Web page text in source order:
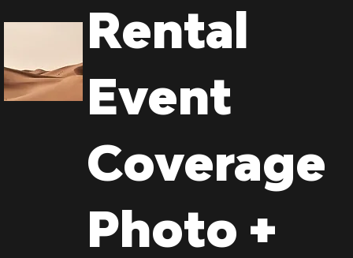
Rental
Event
Coverage
Photo +